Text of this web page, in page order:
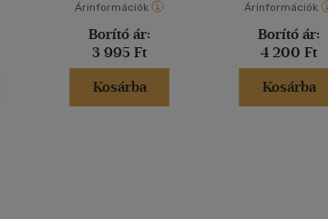
Árinformációk
Borító ár:
3 995 Ft
Kosárba
Árinformációk
Borító ár:
4 200 Ft
Kosárba